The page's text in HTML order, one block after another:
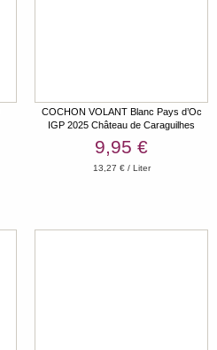
COCHON VOLANT Blanc Pays d’Oc
IGP 2025 Château de Caraguilhes
9,95 €
13,27 € / Liter